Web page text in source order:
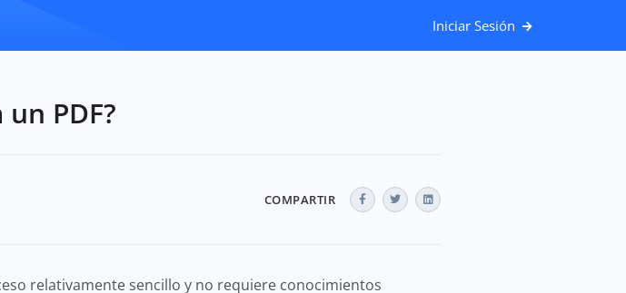
Iniciar Sesión
PDF?
COMPARTIR
relativamente sencillo y no requiere conocimientos